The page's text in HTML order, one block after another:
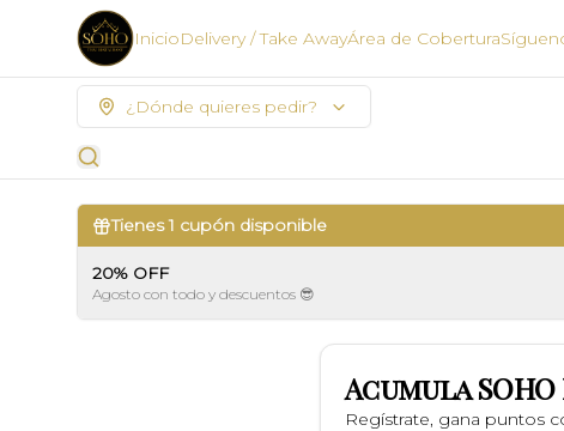
InicioDelivery / Take AwayÁrea de Cobertura
¿Dónde quieres pedir?
Tienes1 cupón disponible
20% OFF
Agosto con todo y descuentos 😎
AcumulaSOHO
Regístrate, gana puntos